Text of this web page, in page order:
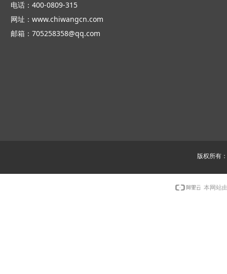
电话：400-0809-315
网址：www.chiwangcn.com
邮箱：705258358@qq.com
版权所有
本网站